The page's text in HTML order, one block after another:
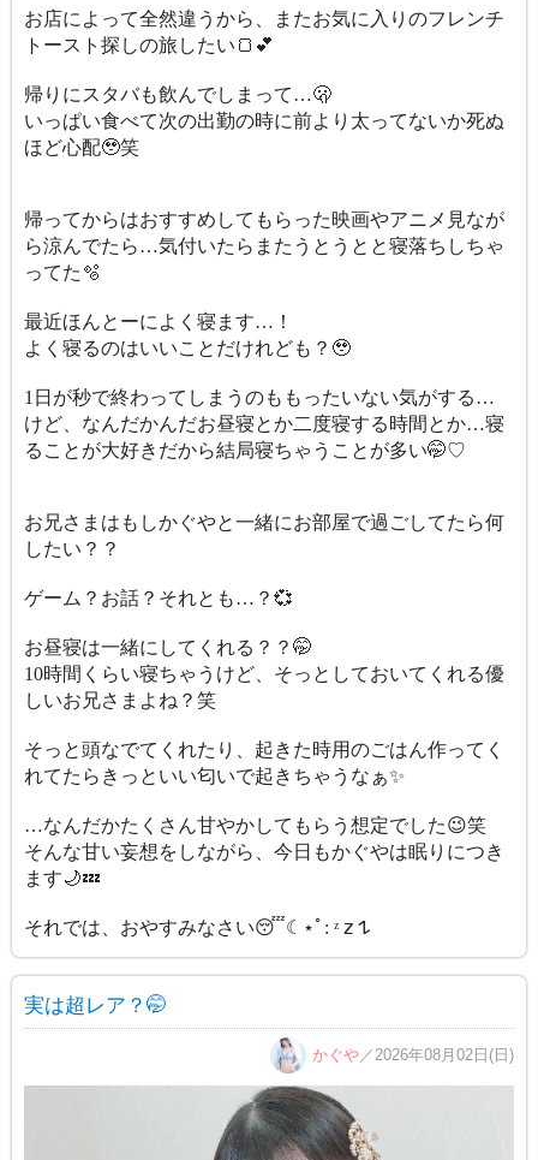
お店によって全然違うから、またお気に入りのフレンチ
トースト探しの旅したい🍞💕
帰りにスタバも飲んでしまって…🫢
いっぱい食べて次の出勤の時に前より太ってないか死ぬ
ほど心配🥹笑
帰ってからはおすすめしてもらった映画やアニメ見なが
ら涼んでたら…気付いたらまたうとうとと寝落ちしちゃ
ってた🫧
最近ほんとーによく寝ます…！
よく寝るのはいいことだけれども？🥹
1日が秒で終わってしまうのももったいない気がする…
けど、なんだかんだお昼寝とか二度寝する時間とか…寝
ることが大好きだから結局寝ちゃうことが多い🤭♡
お兄さまはもしかぐやと一緒にお部屋で過ごしてたら何
したい？？
ゲーム？お話？それとも…？💞
お昼寝は一緒にしてくれる？？🤭
10時間くらい寝ちゃうけど、そっとしておいてくれる優
しいお兄さまよね？笑
そっと頭なでてくれたり、起きた時用のごはん作ってく
れてたらきっといい匂いで起きちゃうなぁ✨
…なんだかたくさん甘やかしてもらう想定でした😉笑
そんな甘い妄想をしながら、今日もかぐやは眠りにつき
ます🌙💤
それでは、おやすみなさい😴☾⋆ﾟ: ᶻ 𝗓 𐰁
実は超レア？🤭
かぐや ／2026年08月02日(日)